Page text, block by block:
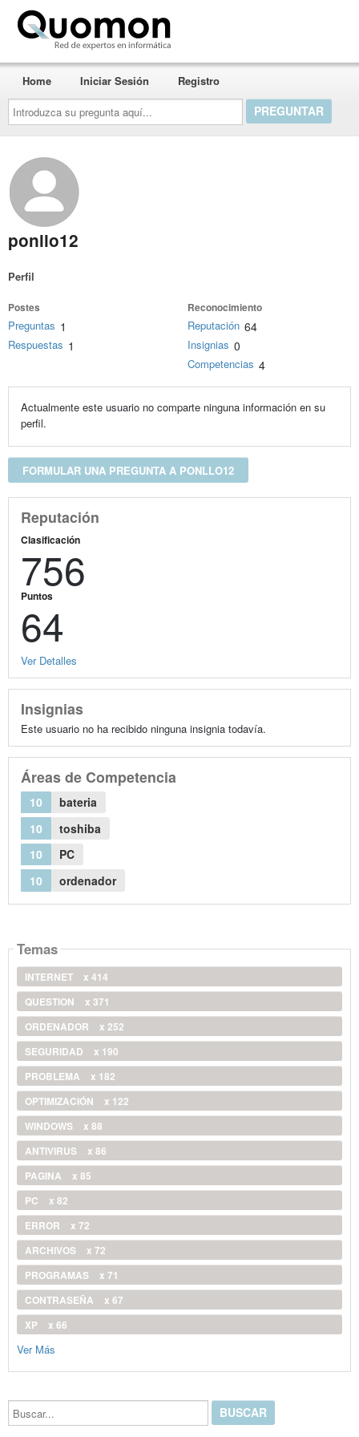
Introduzca
su
pregunta
aquí...
Home Iniciar Sesión Registro
ponllo12
Perfil
Postes
Preguntas 1
Respuestas 1
Reconocimiento
Reputación 64
Insignias 0
Competencias 4
Actualmente este usuario no comparte ninguna información en su
perfil.
FORMULAR UNA PREGUNTA A PONLLO12
Reputación
Clasificación
756
Puntos
64
Ver Detalles
Insignias
Este usuario no ha recibido ninguna insignia todavía.
Áreas de Competencia
10
bateria
10
toshiba
10
PC
10
ordenador
Temas
INTERNET
x 414
QUESTION
x 371
ORDENADOR
x 252
SEGURIDAD
x 190
PROBLEMA
x 182
OPTIMIZACIÓN
x 122
WINDOWS
x 88
ANTIVIRUS
x 86
PAGINA
x 85
PC
x 82
ERROR
x 72
ARCHIVOS
x 72
PROGRAMAS
x 71
CONTRASEÑA
x 67
XP
x 66
Ver Más
Buscar...